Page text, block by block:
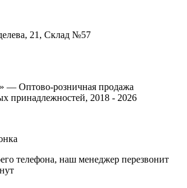
21, Склад №57
Оптово-розничная продажа
принадлежностей, 2018 - 2026
телефона, наш менеджер перезвонит